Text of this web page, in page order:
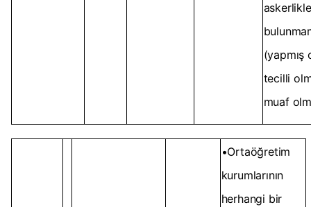
(yapmış
tecilli
muaf
•Ortaöğretim
kurumlarının
herhangi bir